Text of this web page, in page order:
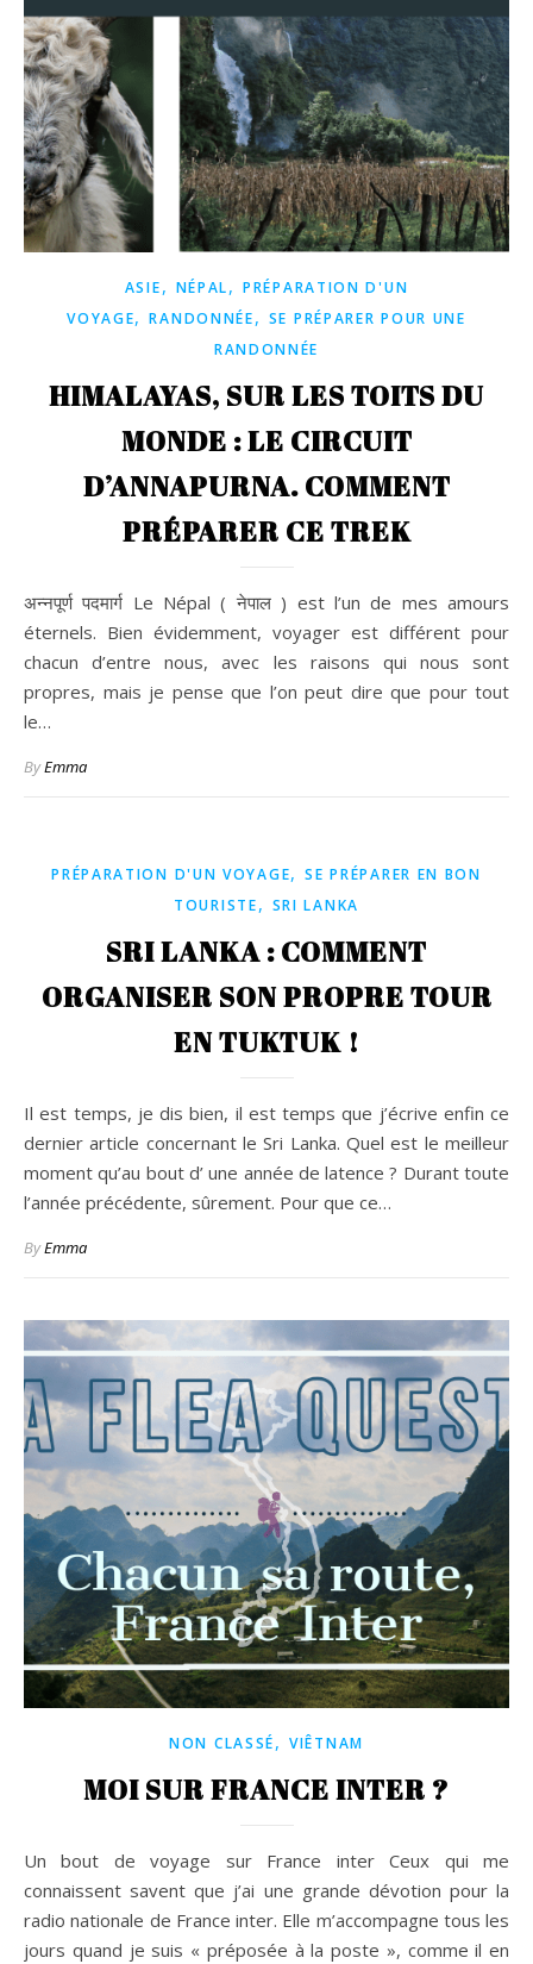
ASIE, NÉPAL,PRÉPARATION D'UN
VOYAGE,RANDONNÉE, SE PRÉPARER POUR UNE
RANDONNÉE
HIMALAYAS, SUR LES TOITS DU
MONDE : LE CIRCUIT
D’ANNAPURNA. COMMENT
PRÉPARER CE TREK
अन्नपूर्ण पदमार्ग Le Népal ( नेपाल ) est l’un de mes amours
éternels. Bien évidemment, voyager est différent pour
chacun d’entre nous, avec les raisons qui nous sont
propres, mais je pense que l’on peut dire que pour tout
le…
ByEmma
PRÉPARATION D'UN VOYAGE,SE PRÉPARER EN BON
TOURISTE, SRI LANKA
SRI LANKA : COMMENT
ORGANISER SON PROPRE TOUR
EN TUKTUK !
Il est temps, je dis bien, il est temps que j’écrive enfin ce
dernier article concernant le Sri Lanka. Quel est le meilleur
moment qu’au bout d’ une année de latence ? Durant toute
l’année précédente, sûrement. Pour que ce…
ByEmma
NON CLASSÉ,VIÊTNAM
MOI SUR FRANCE INTER ?
Un bout de voyage sur France inter Ceux qui me
connaissent savent que j’ai une grande dévotion pour la
radio nationale de France inter. Elle m’accompagne tous les
jours quand je suis « préposée à la poste », comme il en